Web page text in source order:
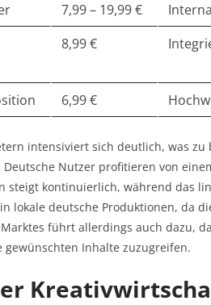
7,99 – 19,99 €
8,99 €
6,99 €
intensiviert sich deutlich, was zu
Nutzer profitieren von
steigt kontinuierlich, während das
lokale deutsche Produktionen, da
führt allerdings auch dazu,
Inhalte zuzugreifen.​